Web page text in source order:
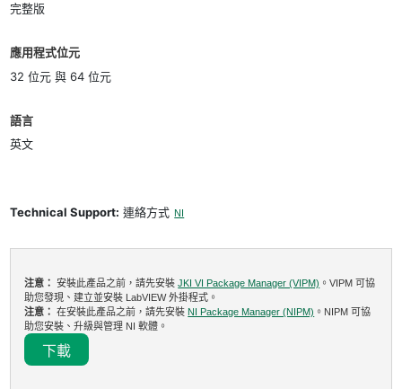
完整版
應用程式位元
32 位元 與 64 位元
語言
英文
Technical Support: 連絡方式 NI
注意：安裝此產品之前，請先安裝JKI VI Package Manager (VIPM) 。VIPM 可協
助您發現、建立並安裝 LabVIEW 外掛程式。
注意：在安裝此產品之前，請先安裝 NI Package Manager (NIPM) 。NIPM 可協
助您安裝、升級與管理 NI 軟體。
下載